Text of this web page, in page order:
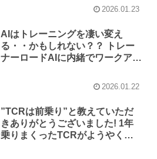
2026.01.23
AIはトレーニングを凄い変え
る・・かもしれない？？ トレー
ナーロードAIに内緒でワークアウ
2026.01.22
”TCRは前乗り”と教えていただ
きありがとうございました! 1年
乗りまくったTCRがようやく